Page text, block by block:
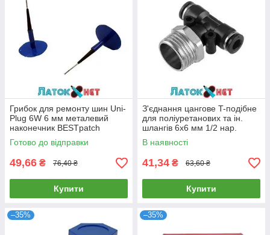
Грибок для ремонту шин Uni-
Plug 6W 6 мм металевий
наконечник BESTpatch
Готово до відправки
49,66 ₴ 76,40 ₴
Купити
З'єднання цангове T-подібне
для поліуретанових та ін.
шлангів 6х6 мм 1/2 нар.
Різьба PT-2361 Intertool
В наявності
41,34 ₴ 63,60 ₴
Купити
–35% –35%